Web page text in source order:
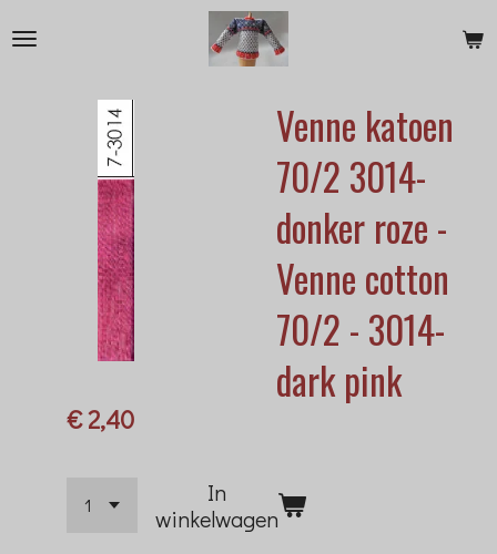
hoofdinhoud
Venne katoen
70/2 3014-
donker roze -
Venne cotton
70/2 - 3014-
dark pink
€ 2,40
In
winkelwagen